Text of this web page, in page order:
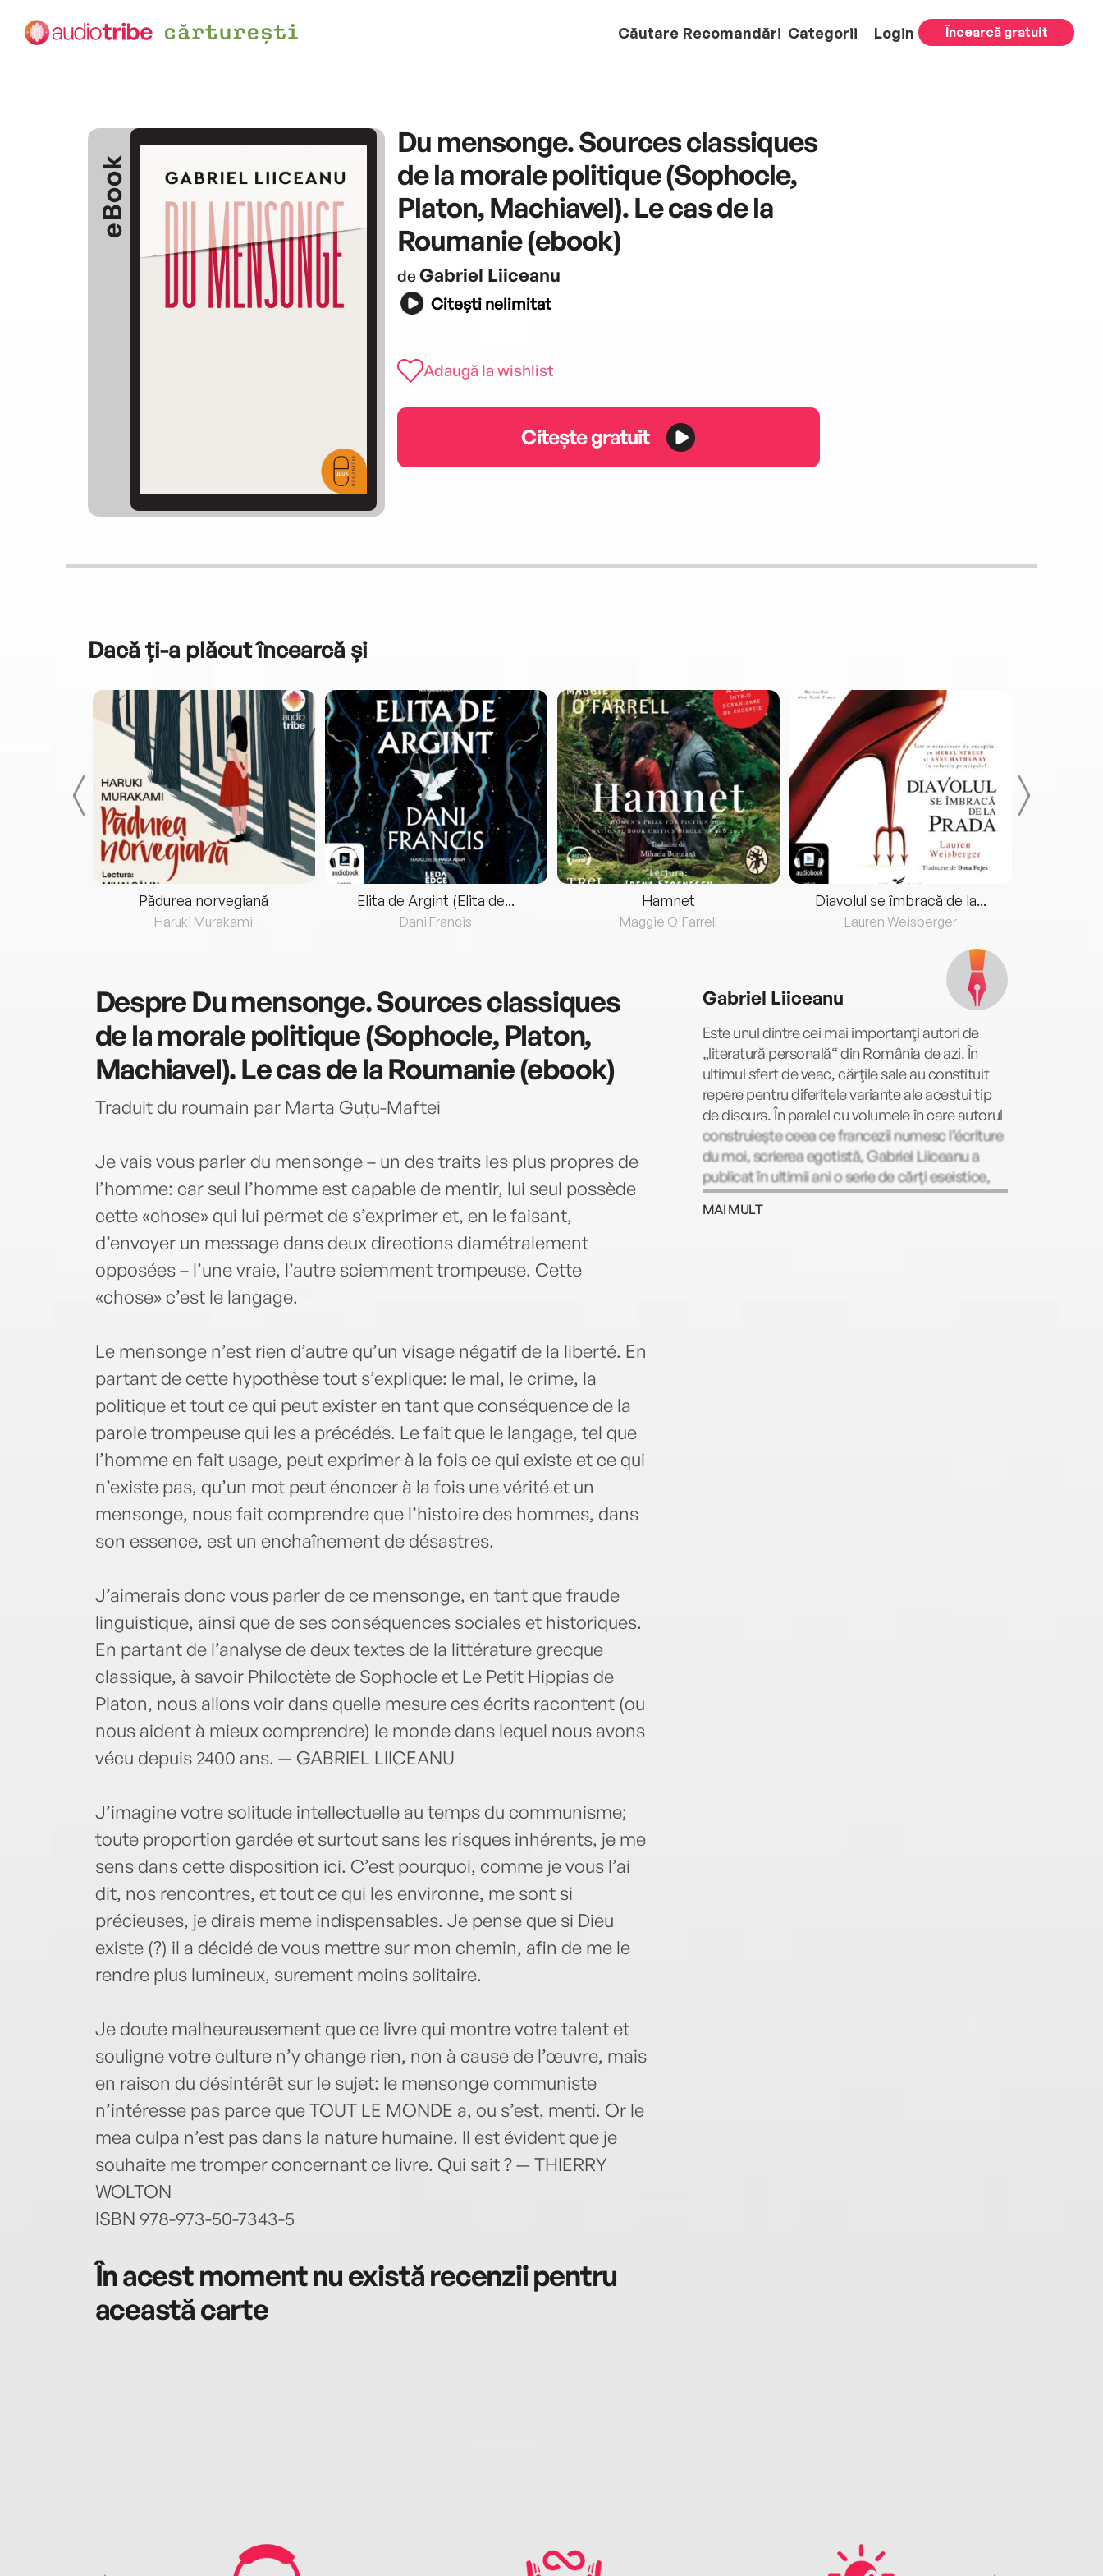
Căutare Recomandări Categorii Login Încearcă gratuit
eBook
Du mensonge. Sources classiques
de la morale politique (Sophocle,
Platon, Machiavel). Le cas de la
Roumanie (ebook)
de Gabriel Liiceanu
Citești nelimitat
Adaugă la wishlist
Citește gratuit
Dacă ți-a plăcut încearcă și
Pădurea norvegiană
Haruki Murakami
Elita de Argint (Elita de...
Dani Francis
Hamnet
Maggie O'Farrell
Diavolul se îmbracă de la...
Lauren Weisberger
DespreDu mensonge. Sources classiques
de la morale politique (Sophocle, Platon,
Machiavel). Le cas de la Roumanie (ebook)
Traduit du roumain par Marta Guțu-Maftei
Je vais vous parler du mensonge – un des traits les plus propres de
l’homme: car seul l’homme est capable de mentir, lui seul possède
cette «chose» qui lui permet de s’exprimer et, en le faisant,
d’envoyer un message dans deux directions diamétralement
opposées – l’une vraie, l’autre sciemment trompeuse. Cette
«chose» c’est le langage.
Le mensonge n’est rien d’autre qu’un visage négatif de la liberté. En
partant de cette hypothèse tout s’explique: le mal, le crime, la
politique et tout ce qui peut exister en tant que conséquence de la
parole trompeuse qui les a précédés. Le fait que le langage, tel que
l’homme en fait usage, peut exprimer à la fois ce qui existe et ce qui
n’existe pas, qu’un mot peut énoncer à la fois une vérité et un
mensonge, nous fait comprendre que l’histoire des hommes, dans
son essence, est un enchaînement de désastres.
J’aimerais donc vous parler de ce mensonge, en tant que fraude
linguistique, ainsi que de ses conséquences sociales et historiques.
En partant de l’analyse de deux textes de la littérature grecque
classique, à savoir Philoctète de Sophocle et Le Petit Hippias de
Platon, nous allons voir dans quelle mesure ces écrits racontent (ou
nous aident à mieux comprendre) le monde dans lequel nous avons
vécu depuis 2400 ans. — GABRIEL LIICEANU
J’imagine votre solitude intellectuelle au temps du communisme;
toute proportion gardée et surtout sans les risques inhérents, je me
sens dans cette disposition ici. C’est pourquoi, comme je vous l’ai
dit, nos rencontres, et tout ce qui les environne, me sont si
précieuses, je dirais meme indispensables. Je pense que si Dieu
existe (?) il a décidé de vous mettre sur mon chemin, afin de me le
rendre plus lumineux, surement moins solitaire.
Je doute malheureusement que ce livre qui montre votre talent et
souligne votre culture n’y change rien, non à cause de l’œuvre, mais
en raison du désintérêt sur le sujet: le mensonge communiste
n’intéresse pas parce que TOUT LE MONDE a, ou s’est, menti. Or le
mea culpa n’est pas dans la nature humaine. Il est évident que je
souhaite me tromper concernant ce livre. Qui sait ? — THIERRY
WOLTON
ISBN 978-973-50-7343-5
În acest moment nu există recenzii pentru
această carte
Gabriel Liiceanu
Este unul dintre cei mai importanţi autori de
„literatură personală“ din România de azi. În
ultimul sfert de veac, cărţile sale au constituit
repere pentru diferitele variante ale acestui tip
de discurs. În paralel cu volumele în care autorul
construieşte ceea ce francezii numesc l’écriture
du moi, scrierea egotistă, Gabriel Liiceanu a
publicat în ultimii ani o serie de cărţi eseistice,
filozofice şi de implicare în „viaţa cetăţii“
Copyright foto: Matei Buta
MAI MULT